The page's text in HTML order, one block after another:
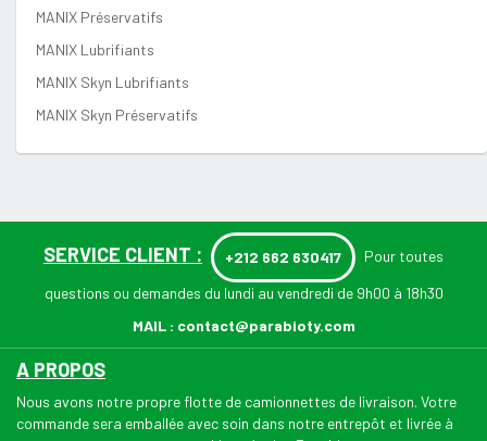
MANIX Préservatifs
MANIX Lubrifiants
MANIX Skyn Lubrifiants
MANIX Skyn Préservatifs
SERVICE CLIENT : +212 662 630417 Pour toutes
questions ou demandes du lundi au vendredi de 9h00 à 18h30
MAIL : contact@parabioty.com
A PROPOS
Nous avons notre propre flotte de camionnettes de livraison. Votre
commande sera emballée avec soin dans notre entrepôt et livrée à